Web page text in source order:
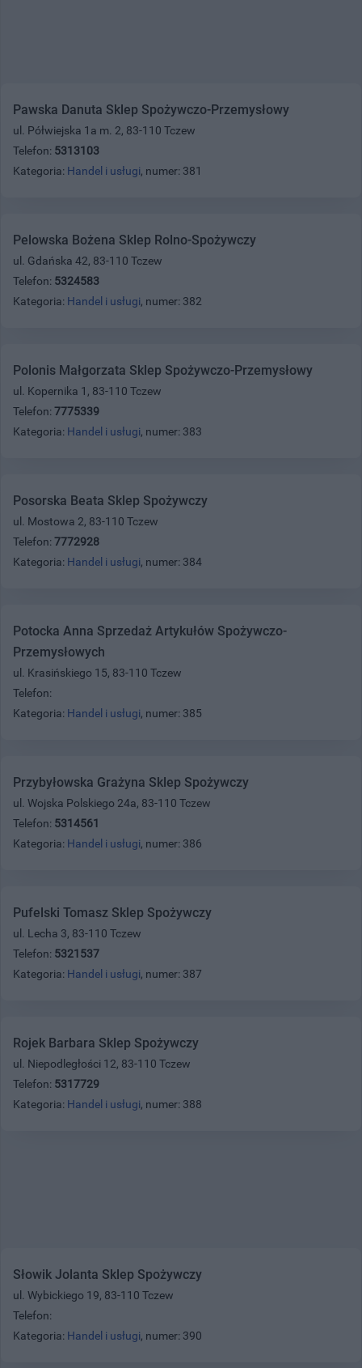
Pawska Danuta Sklep Spożywczo-Przemysłowy
ul. Półwiejska 1a m. 2, 83-110 Tczew
Telefon: 5313103
Kategoria: Handel i usługi, numer: 381
Pelowska Bożena Sklep Rolno-Spożywczy
ul. Gdańska 42, 83-110 Tczew
Telefon: 5324583
Kategoria: Handel i usługi, numer: 382
Polonis Małgorzata Sklep Spożywczo-Przemysłowy
ul. Kopernika 1, 83-110 Tczew
Telefon: 7775339
Kategoria: Handel i usługi, numer: 383
Posorska Beata Sklep Spożywczy
ul. Mostowa 2, 83-110 Tczew
Telefon: 7772928
Kategoria: Handel i usługi, numer: 384
Potocka Anna Sprzedaż Artykułów Spożywczo-
Przemysłowych
ul. Krasińskiego 15, 83-110 Tczew
Telefon:
Kategoria: Handel i usługi, numer: 385
Przybyłowska Grażyna Sklep Spożywczy
ul. Wojska Polskiego 24a, 83-110 Tczew
Telefon: 5314561
Kategoria: Handel i usługi, numer: 386
Pufelski Tomasz Sklep Spożywczy
ul. Lecha 3, 83-110 Tczew
Telefon: 5321537
Kategoria: Handel i usługi, numer: 387
Rojek Barbara Sklep Spożywczy
ul. Niepodległości 12, 83-110 Tczew
Telefon: 5317729
Kategoria: Handel i usługi, numer: 388
Słowik Jolanta Sklep Spożywczy
ul. Wybickiego 19, 83-110 Tczew
Telefon:
Kategoria: Handel i usługi, numer: 390